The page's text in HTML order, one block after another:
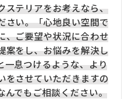
ステリアをお考えなら、
さい。「心地良い空間で
、ご要望や状況に合わせ
案をし、お悩みを解決し
一息つけるような、より
をさせていただきますの
んでもご相談ください。